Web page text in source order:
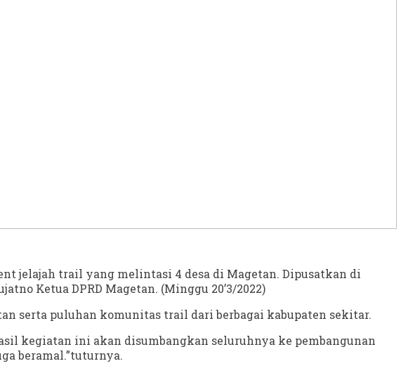
jelajah trail yang melintasi 4 desa di Magetan. Dipusatkan di
Ketua DPRD Magetan. (Minggu 20’3/2022)
serta puluhan komunitas trail dari berbagai kabupaten sekitar.
kegiatan ini akan disumbangkan seluruhnya ke pembangunan
beramal.”tuturnya.